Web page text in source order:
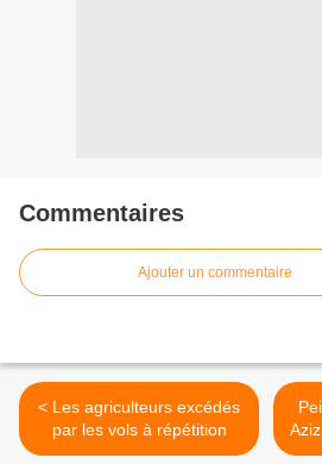
Commentaires
Ajouter un commentaire
< Les agriculteurs excédés
par les vols à répétition